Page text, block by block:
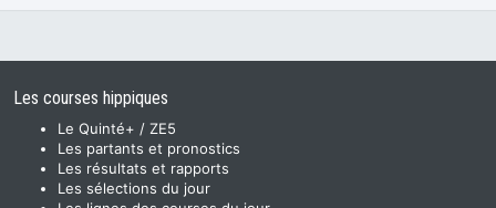
Les courses hippiques
Le Quinté+ / ZE5
Les partants et pronostics
Les résultats et rapports
Les sélections du jour